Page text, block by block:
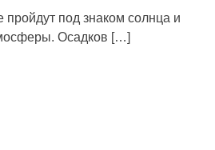
под знаком солнца и
Осадков […]